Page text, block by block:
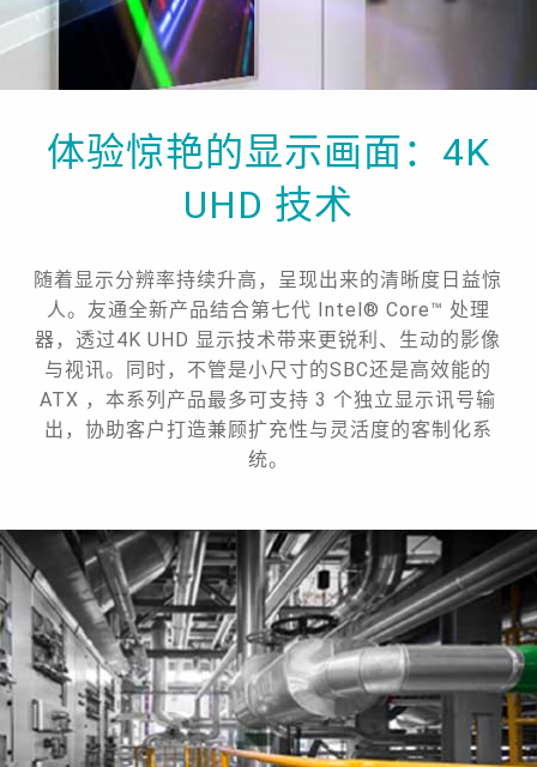
体验惊艳的显示画面：4K
UHD 技术
随着显示分辨率持续升高，呈现出来的清晰度日益惊
人。友通全新产品结合第七代 Intel® Core™ 处理
器，透过4K UHD 显示技术带来更锐利、生动的影像
与视讯。同时，不管是小尺寸的SBC还是高效能的
ATX ，本系列产品最多可支持 3 个独立显示讯号输
出，协助客户打造兼顾扩充性与灵活度的客制化系
统。